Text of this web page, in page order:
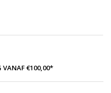
VANAF €100,00*